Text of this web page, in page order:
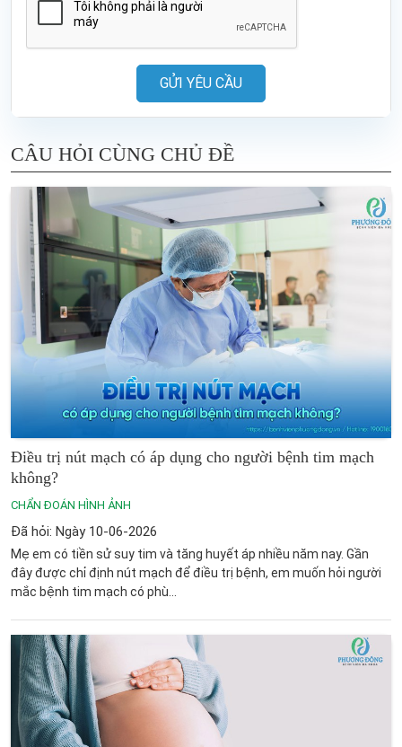
GỬI YÊU CẦU
CÂU HỎI CÙNG CHỦ ĐỀ
Điều trị nút mạch có áp dụng cho người bệnh tim mạch
không?
CHẨN ĐOÁN HÌNH ẢNH
Đã hỏi: Ngày 10-06-2026
Mẹ em có tiền sử suy tim và tăng huyết áp nhiều năm nay. Gần
đây được chỉ định nút mạch để điều trị bệnh, em muốn hỏi người
mắc bệnh tim mạch có phù...